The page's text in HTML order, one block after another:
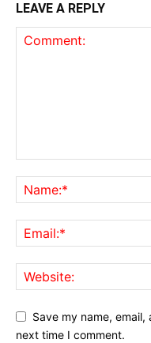
LEAVE A REPLY
Save my name,
next time I comment.